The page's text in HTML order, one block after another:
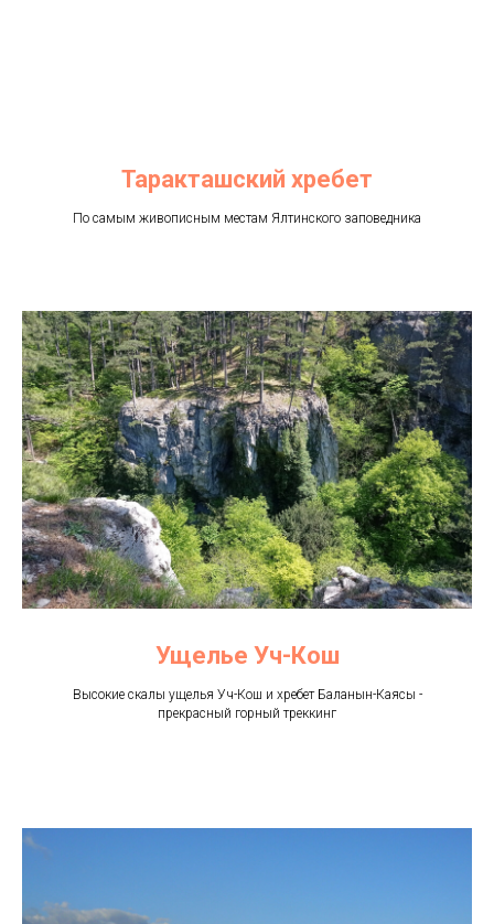
Таракташский хребет
По самым живописным местам Ялтинского заповедника
Ущелье Уч-Кош
Высокие скалы ущелья Уч-Кош и хребет Баланын-Каясы -
прекрасный горный треккинг